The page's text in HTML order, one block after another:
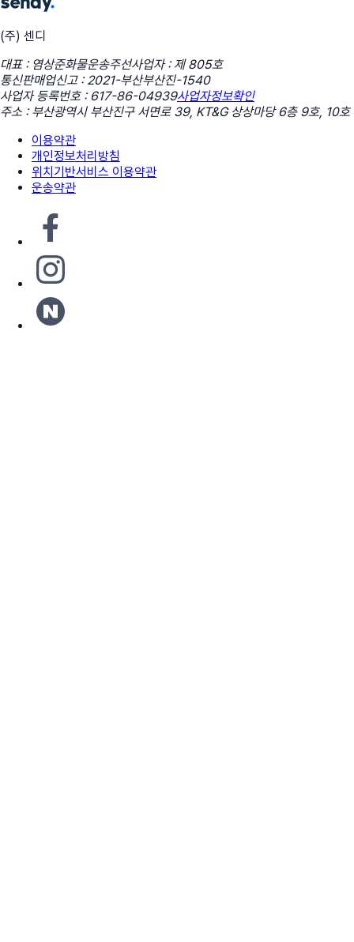
(주) 센디
대표 : 염상준화물운송주선사업자 : 제 805호
통신판매업신고 : 2021-부산부산진-1540
사업자 등록번호 : 617-86-04939사업자정보확인
주소 : 부산광역시 부산진구 서면로 39, KT&G 상상마당 6층 9호, 10호
이용약관
개인정보처리방침
위치기반서비스 이용약관
운송약관